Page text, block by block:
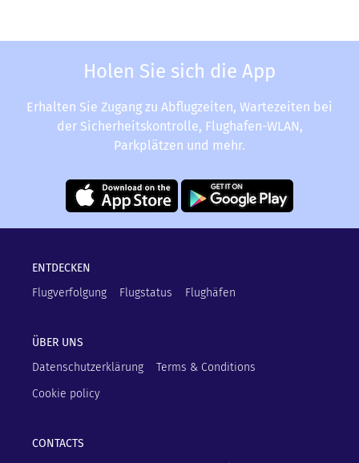
Holen Sie sich die App
Erhalten Sie Zugang zu Abflugzeiten, Wartezeiten bei
der Sicherheitskontrolle, Flughafen-WLAN,
Parkplätzen und mehr.
ENTDECKEN
Flugverfolgung
Flugstatus Flughäfen
ÜBER UNS
Datenschutzerklärung
Terms & Conditions
Cookie policy
CONTACTS